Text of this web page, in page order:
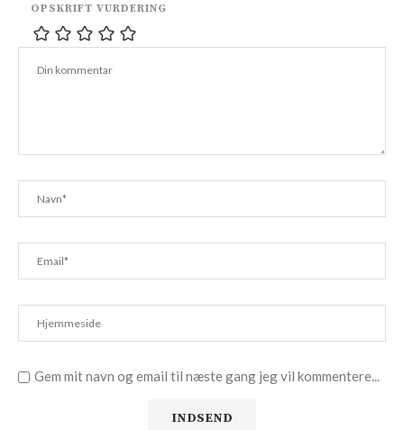
OPSKRIFT VURDERING
Gem mit navn og email til næste gang jeg vil kommentere...